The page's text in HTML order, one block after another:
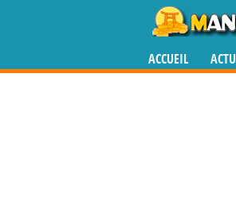
ACCUEIL ACTU